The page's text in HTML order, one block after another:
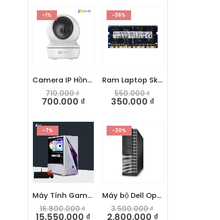
-1%
Camera IP Hồng ngoại Wifi EZVIZ C6N 2.0MP 1080P
710.000₫
700.000 ₫
-36%
Ram Laptop Skhynix 8GB DDR3L 1600Mhz
550.000₫
350.000 ₫
-7%
Máy Tính Gaming ITCOMS I5 12400F/RX560
16.800.000₫
15.550.000 ₫
-20%
Máy bộ Dell Optiplex 3020 SFF – Intel Core i3 4160
3.500.000₫
2.800.000 ₫